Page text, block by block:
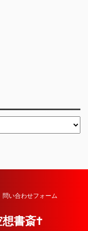
問い合わせフォーム
書斎†